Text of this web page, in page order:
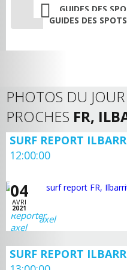
GUIDES DES
GUIDES DES
PHOTOS DU
PROCHES FR,
SURF REPORT
12:00:00
04
AVRI
2021
axel
SURF REPORT